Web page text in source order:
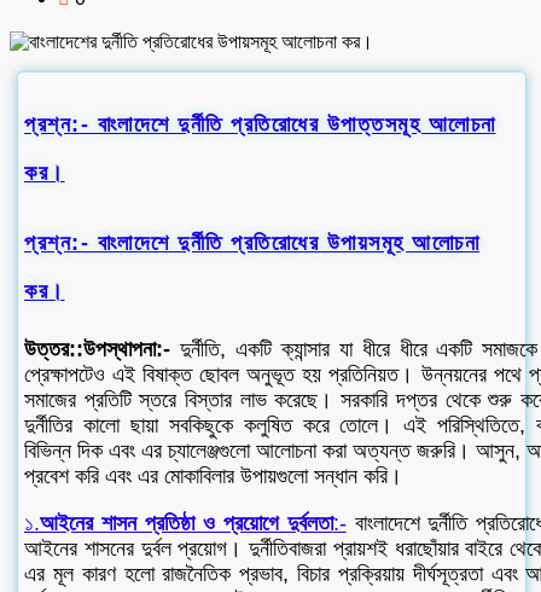
প্রশ্ন:- বাংলাদেশে দুর্নীতি প্রতিরোধের উপাত্তসমূহ আলোচনা
কর।
প্রশ্ন:- বাংলাদেশে দুর্নীতি প্রতিরোধের উপায়সমূহ আলোচনা
কর।
উত্তর::উপস্থাপনা:- দুর্নীতি, একটি ক্যান্সার যা ধীরে ধীরে একটি
প্রেক্ষাপটেও এই বিষাক্ত ছোবল অনুভূত হয় প্রতিনিয়ত। উন্নয়নের পথে
সমাজের প্রতিটি স্তরে বিস্তার লাভ করেছে। সরকারি দপ্তর থেকে শুরু
দুর্নীতির কালো ছায়া সবকিছুকে কলুষিত করে তোলে। এই পরিস্থিতিতে,
বিভিন্ন দিক এবং এর চ্যালেঞ্জগুলো আলোচনা করা অত্যন্ত জরুরি। আসুন,
প্রবেশ করি এবং এর মোকাবিলার উপায়গুলো সন্ধান করি।
১.আইনের শাসন প্রতিষ্ঠা ও প্রয়োগে দুর্বলতা:-বাংলাদেশে দুর্নীতি
আইনের শাসনের দুর্বল প্রয়োগ। দুর্নীতিবাজরা প্রায়শই ধরাছোঁয়ার বাইরে
এর মূল কারণ হলো রাজনৈতিক প্রভাব, বিচার প্রক্রিয়ায় দীর্ঘসূত্রতা এবং